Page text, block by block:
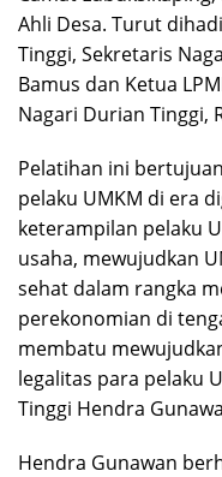
Ahli Desa. Turut
Tinggi, Sekretaris
Bamus dan Ketua
Nagari Durian Tinggi,
Pelatihan ini
pelaku UMKM di era
keterampilan pelaku
usaha, mewujudkan
sehat dalam rangka
perekonomian di
membatu
legalitas para pelaku
Tinggi Hendra
Hendra Gunawan